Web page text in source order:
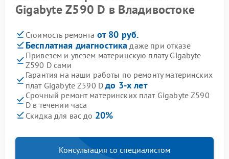
Gigabyte Z590 D в Владивостоке
Стоимость ремонта от 80 руб.
Бесплатная диагностика даже при отказе
Привезем и увезем материнскую плату Gigabyte
Z590 D сами
Гарантия на наши работы по ремонту материнских
плат Gigabyte Z590 Dдо 3-х лет
Срочный ремонт материнских плат Gigabyte Z590
D в течении часа
Скидка для вас до 20%
Консультация со специалистом